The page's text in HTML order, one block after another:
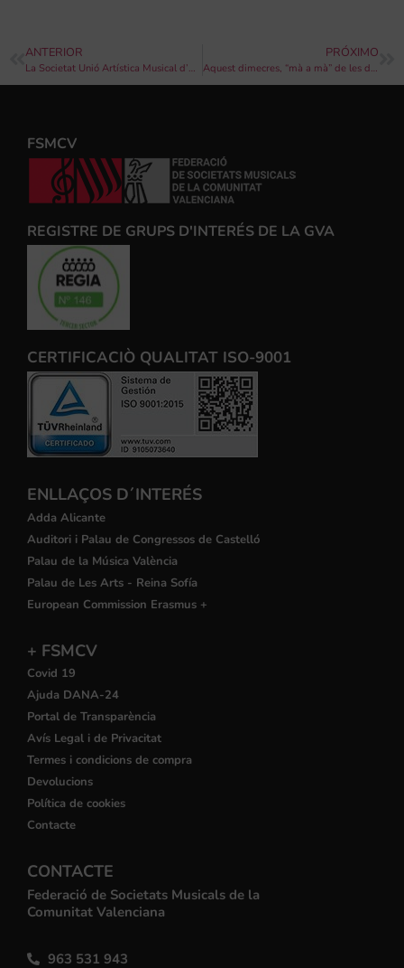
ANTERIOR
La Societat Unió Artística Musical d’Ontinyent i la Fundació Sanganxa organitzen les jornades “Saxteneum Days 2019”
PRÓXIMO
Aquest dimecres, “mà a mà” de les dues bandes centenàries locals
FSMCV
REGISTRE DE GRUPS D'INTERÉS DE LA GVA
CERTIFICACIÒ QUALITAT ISO-9001
ENLLAÇOS D´INTERÉS
Adda Alicante
Auditori i Palau de Congressos de Castelló
Palau de la Música València
Palau de Les Arts - Reina Sofía
European Commission Erasmus +
+ FSMCV
Covid 19
Ajuda DANA-24
Portal de Transparència
Avís Legal i de Privacitat
Termes i condicions de compra
Devolucions
Política de cookies
Contacte
CONTACTE
Federació de Societats Musicals de la
Comunitat Valenciana
963 531 943